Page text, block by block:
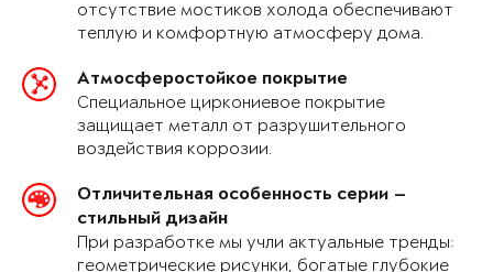
отсутствие мостиков холода обеспечивают
теплую и комфортную атмосферу дома.
Атмосферостойкое покрытие
Специальное циркониевое покрытие
защищает металл от разрушительного
воздействия коррозии.
Отличительная особенность серии —
стильный дизайн
При разработке мы учли актуальные тренды:
геометрические рисунки, богатые глубокие